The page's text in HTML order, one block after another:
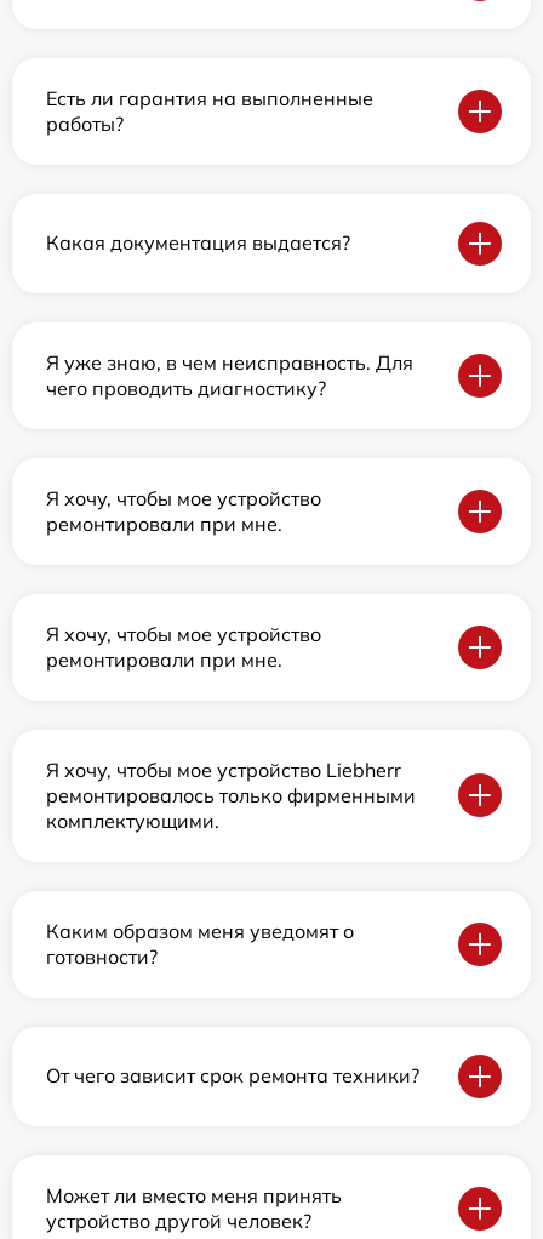
Есть ли гарантия на выполненные
работы?
Какая документация выдается?
Я уже знаю, в чем неисправность. Для
чего проводить диагностику?
Я хочу, чтобы мое устройство
ремонтировали при мне.
Я хочу, чтобы мое устройство
ремонтировали при мне.
Я хочу, чтобы мое устройство Liebherr
ремонтировалось только фирменными
комплектующими.
Каким образом меня уведомят о
готовности?
От чего зависит срок ремонта техники?
Может ли вместо меня принять
устройство другой человек?